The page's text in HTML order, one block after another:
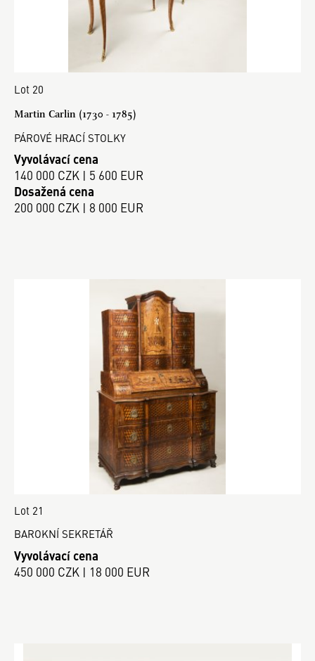
Lot 20
Martin Carlin (1730 - 1785)
PÁROVÉ HRACÍ STOLKY
Vyvolávací cena
140 000 CZK | 5 600 EUR
Dosažená cena
200 000 CZK | 8 000 EUR
Lot 21
BAROKNÍ SEKRETÁŘ
Vyvolávací cena
450 000 CZK | 18 000 EUR